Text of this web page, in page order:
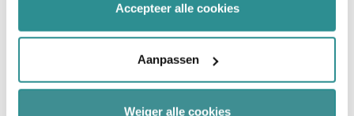
Accepteer alle cookies
Aanpassen
Weiger alle cookies